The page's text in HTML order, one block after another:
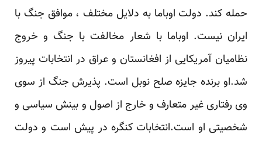
حمله کند. دولت اوباما به دلایل مختلف ، موافق جنگ با
ایران نیست. اوباما با شعار مخالفت با جنگ و خروج
نظامیان آمریکایی از افغانستان و عراق در انتخابات پیروز
شد.او برنده جایزه صلح نوبل است. پذیرش جنگ از سوی
وی رفتاری غیر متعارف و خارج از اصول و بینش سیاسی و
شخصیتی او است.انتخابات کنگره در پیش است و دولت